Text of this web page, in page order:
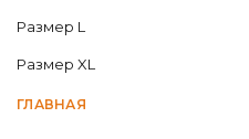
Размер L
Размер XL
ГЛАВНАЯ